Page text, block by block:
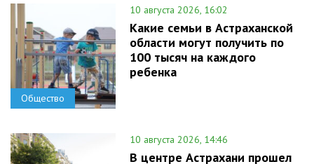
Общество
10 августа 2026, 16:02
Какие семьи в Астраханской
области могут получить по
100 тысяч на каждого
ребенка
10 августа 2026, 14:46
В центре Астрахани прошел